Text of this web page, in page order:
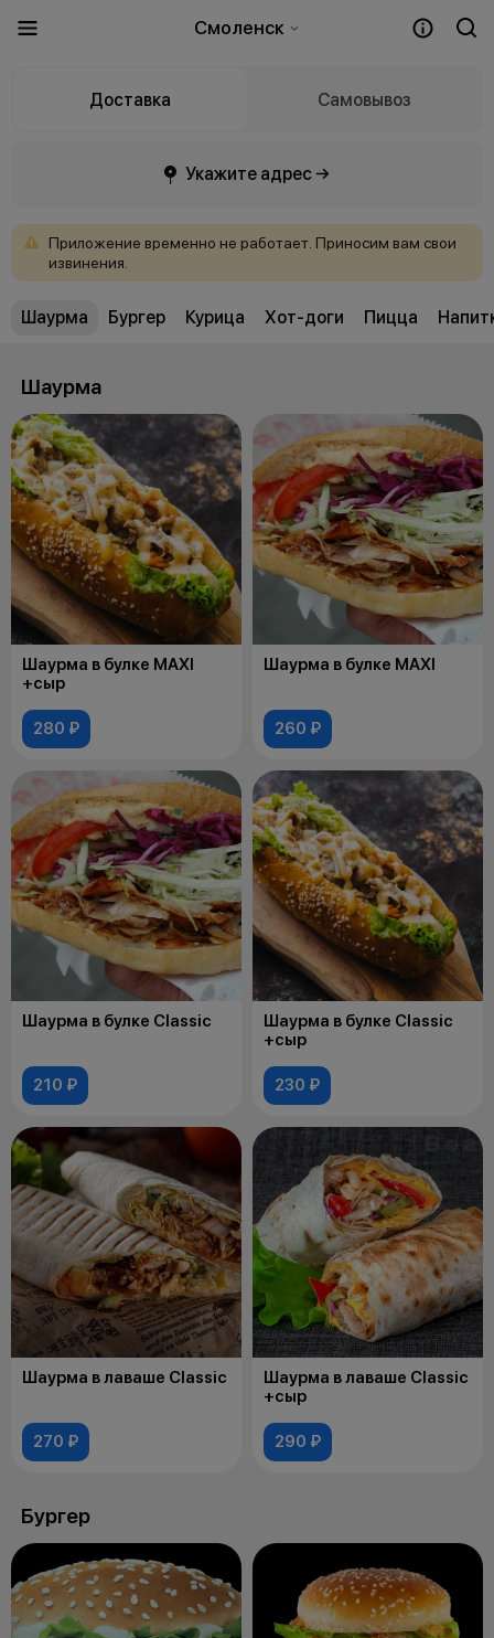
Смоленск
Доставка Самовывоз
Укажите адрес →
Приложение временно не работает. Приносим вам свои
извинения.
Шаурма Бургер Курица Хот-доги Пицца
Шаурма
Шаурма в булке MAXI
+сыр
280 ₽
Шаурма в булке MAXI
260 ₽
Шаурма в булке Classic
210 ₽
Шаурма в булке Classic
+сыр
230 ₽
Шаурма в лаваше Classic
270 ₽
Шаурма в лаваше Classic
+сыр
290 ₽
Бургер